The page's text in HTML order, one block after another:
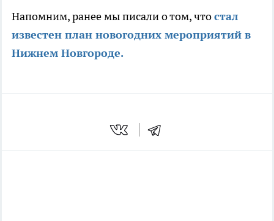
Напомним, ранее мы писали о том, чтостал
известен план новогодних мероприятий в
Нижнем Новгороде.